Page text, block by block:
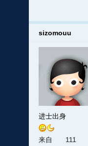
sizomouu
进士出身
来自 111